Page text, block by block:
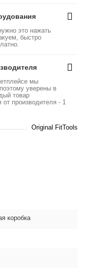
это нажать
быстро
мы
уверены в
товар
от производителя - 1
Original FitTools
коробка